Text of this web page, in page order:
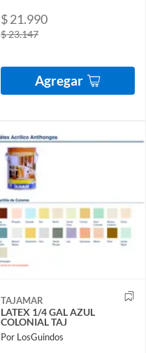
$ 21.990
$ 23.147
Agregar
TAJAMAR
LATEX 1/4 GAL AZUL
COLONIAL TAJ
Por LosGuindos